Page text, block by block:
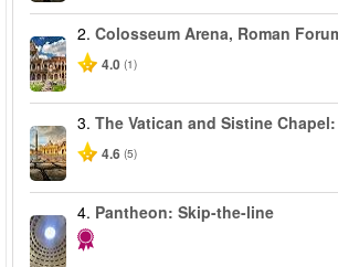
2. Colosseum Arena, Roman
4.0 (1)
3. The Vatican and Sistine
4.6 (5)
4. Pantheon: Skip-the-line